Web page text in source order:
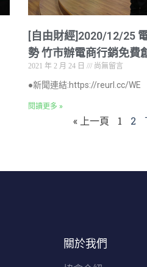
[自由財經]2020/12/25
勢 竹市辦電商行銷免費
2021 年 2 月 24 日 尚無留言
●新聞連結:https://reurl.cc/WE
閱讀更多 »
« 上一頁 1 2
關於我們